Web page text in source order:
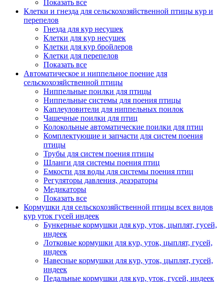
Показать все
Клетки и гнезда для сельскохозяйственной птицы кур и
перепелов
Гнезда для кур несушек
Клетки для кур несушек
Клетки для кур бройлеров
Клетки для перепелов
Показать все
Автоматическое и ниппельное поение для
сельскохозяйственной птицы
Ниппельные поилки для птицы
Ниппельные системы для поения птицы
Каплеуловители для ниппельных поилок
Чашечные поилки для птиц
Колокольные автоматические поилки для птиц
Комплектующие и запчасти для систем поения
птицы
Трубы для систем поения птицы
Шланги для системы поения птиц
Емкости для воды для системы поения птиц
Регуляторы давления, деаэраторы
Медикаторы
Показать все
Кормушки для сельскохозяйственной птицы всех видов
кур уток гусей индеек
Бункерные кормушки для кур, уток, цыплят, гусей,
индеек
Лотковые кормушки для кур, уток, цыплят, гусей,
индеек
Навесные кормушки для кур, уток, цыплят, гусей,
индеек
Педальные кормушки для кур, уток, гусей, индеек